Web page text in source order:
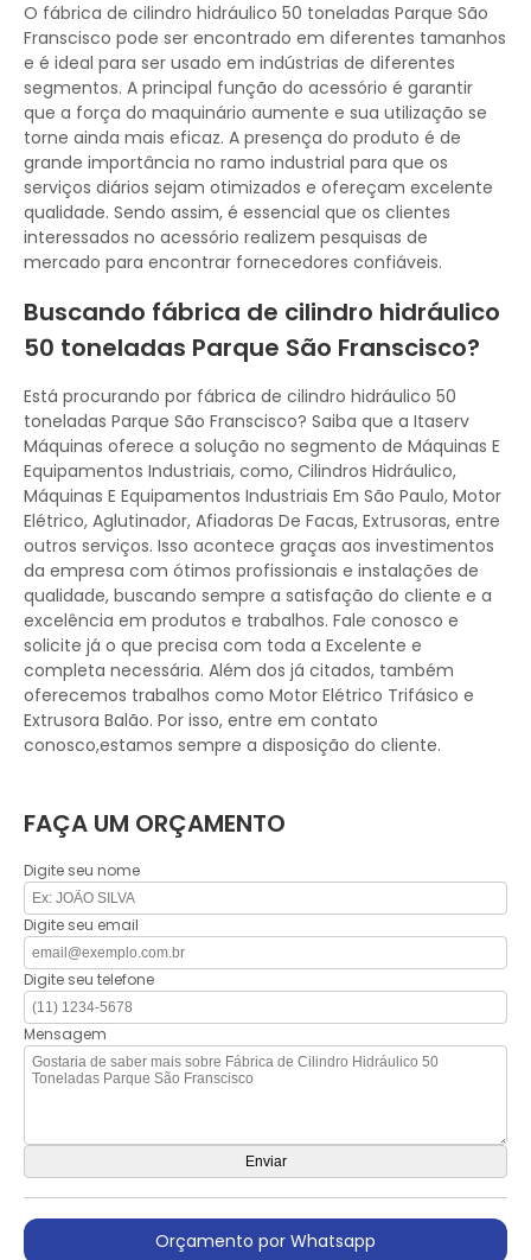
O fábrica de cilindro hidráulico 50 toneladas Parque São
Franscisco pode ser encontrado em diferentes tamanhos
e é ideal para ser usado em indústrias de diferentes
segmentos. A principal função do acessório é garantir
que a força do maquinário aumente e sua utilização se
torne ainda mais eficaz. A presença do produto é de
grande importância no ramo industrial para que os
serviços diários sejam otimizados e ofereçam excelente
qualidade. Sendo assim, é essencial que os clientes
interessados no acessório realizem pesquisas de
mercado para encontrar fornecedores confiáveis.
Buscando fábrica de cilindro hidráulico
50 toneladas Parque São Franscisco?
Está procurando por fábrica de cilindro hidráulico 50
toneladas Parque São Franscisco? Saiba que a Itaserv
Máquinas oferece a solução no segmento de Máquinas E
Equipamentos Industriais, como, Cilindros Hidráulico,
Máquinas E Equipamentos Industriais Em São Paulo, Motor
Elétrico, Aglutinador, Afiadoras De Facas, Extrusoras, entre
outros serviços. Isso acontece graças aos investimentos
da empresa com ótimos profissionais e instalações de
qualidade, buscando sempre a satisfação do cliente e a
excelência em produtos e trabalhos. Fale conosco e
solicite já o que precisa com toda a Excelente e
completa necessária. Além dos já citados, também
oferecemos trabalhos como Motor Elétrico Trifásico e
Extrusora Balão. Por isso, entre em contato
conosco,estamos sempre a disposição do cliente.
FAÇA UM ORÇAMENTO
Digite seu nome
Digite seu email
Digite seu telefone
Mensagem
Orçamento por Whatsapp